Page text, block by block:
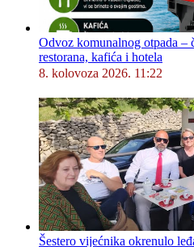
Odvoz komunalnog otpada –
restorana, kafića i hotela
8. kolovoza 2026. 11:22
Šestero vijećnika okrenulo